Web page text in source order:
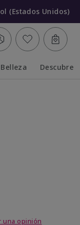
(Estados Unidos)
Descubre
una opinión